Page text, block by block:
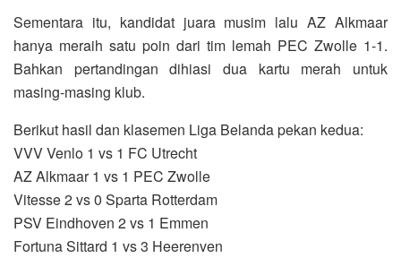
Sementara itu, kandidat juara musim lalu AZ Alkmaar
hanya meraih satu poin dari tim lemah PEC Zwolle 1-1.
Bahkan pertandingan dihiasi dua kartu merah untuk
masing-masing klub.
Berikut hasil dan klasemen Liga Belanda pekan kedua:
VVV Venlo 1 vs 1 FC Utrecht
AZ Alkmaar 1 vs 1 PEC Zwolle
Vitesse 2 vs 0 Sparta Rotterdam
PSV Eindhoven 2 vs 1 Emmen
Fortuna Sittard 1 vs 3 Heerenven